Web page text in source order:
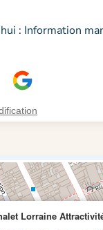
: Information
Lorraine